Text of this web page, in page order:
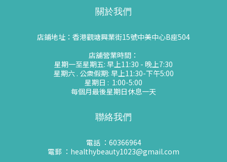
關於我們
店鋪地址：香港觀塘興業街15號中美中心B座504
店舖營業時間：
星期一至星期五: 早上11:30 - 晚上7:30
星期六 . 公衆假期: 早上11:30-下午5:00
星期日 : 1:00-5:00
每個月最後星期日休息一天
聯絡我們
電話 ：60366964
電郵 ：healthybeauty1023@gmail.com